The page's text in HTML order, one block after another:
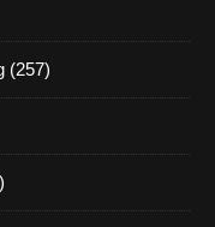
(257)